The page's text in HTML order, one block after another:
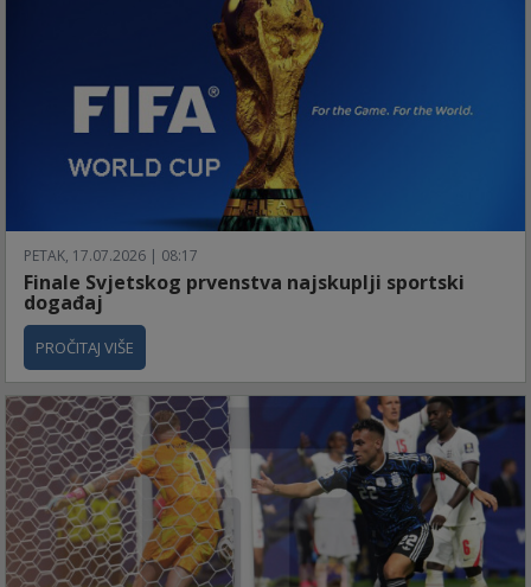
PETAK, 17.07.2026 | 08:17
Finale Svjetskog prvenstva najskuplji sportski
događaj
PROČITAJ VIŠE